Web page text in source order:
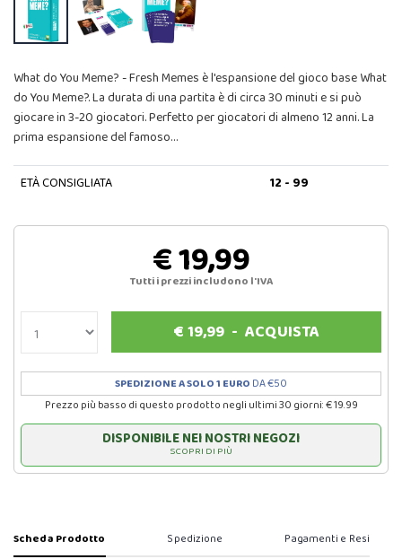
What do You Meme? - Fresh Memes è l'espansione del gioco base What
do You Meme?. La durata di una partita è di circa 30 minuti e si può
giocare in 3-20 giocatori. Perfetto per giocatori di almeno 12 anni. La
prima espansione del famoso…
ETÀ CONSIGLIATA 12 - 99
€ 19,99
Tutti i prezzi includono l'IVA
€19,99- ACQUISTA
SPEDIZIONE A SOLO 1 EURO DA €50
Prezzo più basso di questo prodotto negli ultimi 30 giorni: € 19.99
DISPONIBILE NEI NOSTRI NEGOZI
SCOPRI DI PIÙ
Scheda Prodotto Spedizione Pagamenti e Resi